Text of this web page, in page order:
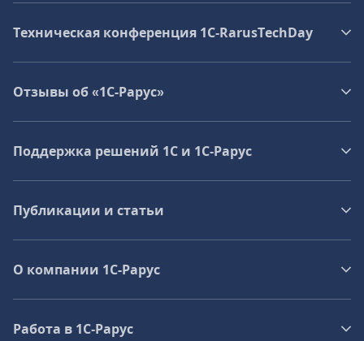
Техническая конференция 1C‑RarusTechDay
Отзывы об «1С-Рарус»
Поддержка решений 1С и 1С‑Рарус
Публикации и статьи
О компании 1C-Рарус
Работа в 1С‑Рарус